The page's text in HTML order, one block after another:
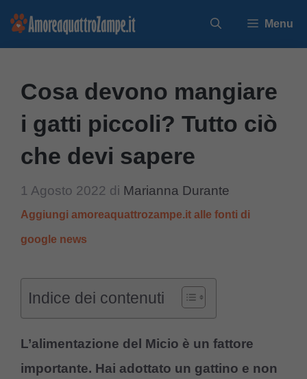
Vai
Menu
Cosa devono mangiare
i gatti piccoli? Tutto ciò
che devi sapere
1 Agosto 2022 di Marianna Durante
Aggiungi amoreaquattrozampe.it alle fonti di
google news
Indice dei contenuti
L’alimentazione del Micio è un fattore
importante. Hai adottato un gattino e non